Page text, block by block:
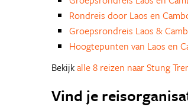
Rondreis door Laos en
Groepsrondreis Laos &
Hoogtepunten van Laos en
Bekijkalle 8 reizen naar Stung
Vind je